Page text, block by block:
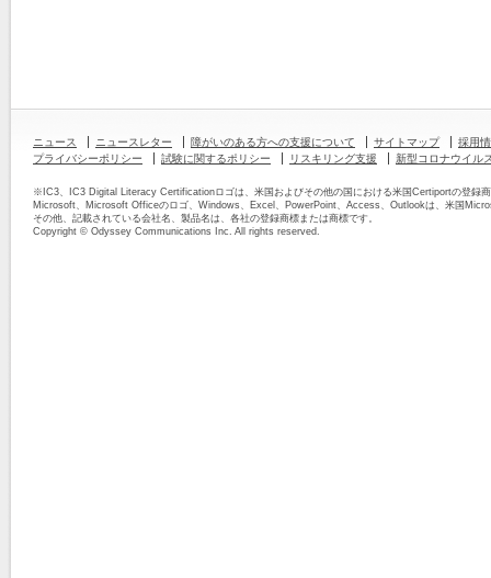
ニュース ニュースレター 障がいのある方への支援について サイトマップ
採用
プライバシーポリシー
試験に関するポリシー リスキリング支援 新型コロナウイル
※IC3、IC3 Digital Literacy Certificationロゴは、米国およびその他の国における米国Certiportの登録
Microsoft、Microsoft Officeのロゴ、Windows、Excel、PowerPoint、Access、Outlookは、米国
その他、記載されている会社名、製品名は、各社の登録商標または商標です。
Copyright © Odyssey Communications Inc. All rights reserved.